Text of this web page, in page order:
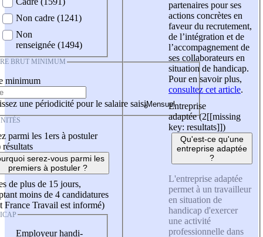
Non cadre (1241)
Non
renseignée (1494)
BRUT MINIMUM
minimum
une périodicité pour le salaire saisi
parmi les 1ers à postuler
résultats
serez-vous parmi les
premiers à postuler ?
de plus de 15 jours,
moins de 4 candidatures
France Travail est informé)
Employeur handi-
partenaires pour ses
actions concrètes en
faveur du recrutement,
de l’intégration et de
l’accompagnement de
ses collaborateurs en
situation de handicap.
Pour en savoir plus,
consultez cet article.
Entreprise
adaptée (2[[missing
key: resultats]])
Qu'est-ce qu'une
entreprise adaptée
?
L'entreprise adaptée
permet à un travailleur
en situation de
handicap d'exercer
une activité
professionnelle dans